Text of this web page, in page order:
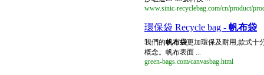
www.sinic-recyclebag.com/cn/product/
環保袋 Recycle bag - 帆布袋
我們的帆布袋更加環保及耐用,款式十
概念。帆布表面 ...
green-bags.com/canvasbag.html